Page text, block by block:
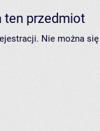
ten przedmiot
Nie można